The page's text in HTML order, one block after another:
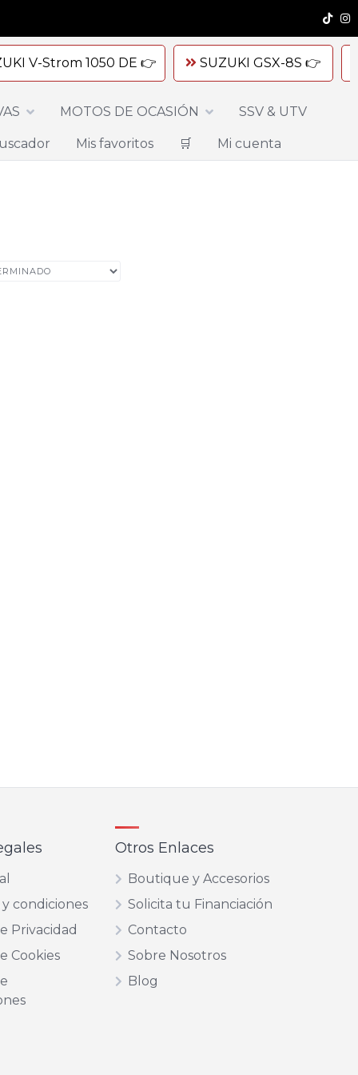
V-Strom 1050 DE 👉 SUZUKI GSX-8S 👉
MOTOS DE OCASIÓN SSV & UTV
Mis favoritos 🛒 Mi cuenta
condiciones
Privacidad
Cookies
Otros Enlaces
Boutique y Accesorios
Solicita tu Financiación
Contacto
Sobre Nosotros
Blog